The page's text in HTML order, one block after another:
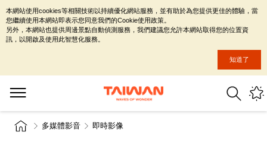
多媒體影音 即時影像
本網站使用cookies等相關技術以持續優化網站服務，並有助於為您提供更佳的體驗，當
您繼續使用本網站即表示您同意我們的Cookie使用政策。
另外，本網站也提供周邊景點自動偵測服務，我們建議您允許本網站取得您的位置資
訊，以開啟及使用此智慧化服務。
知道了